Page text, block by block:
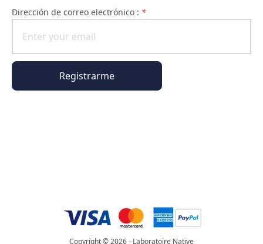
Dirección de correo electrónico : *
Registrarme
Copyright © 2026 - Laboratoire Native